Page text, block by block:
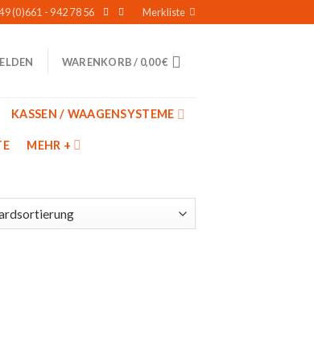
(0)661 - 942 78 56 Merkliste
WARENKORB / 0,00€
KASSEN / WAAGENSYSTEME
MEHR +